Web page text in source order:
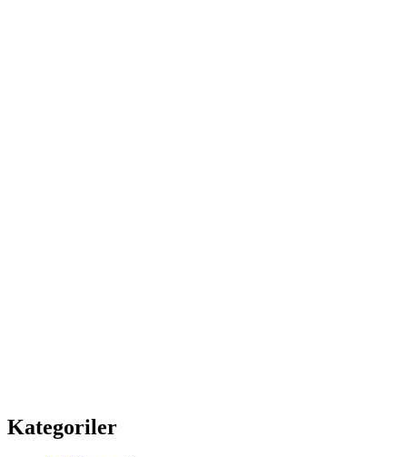
Kategoriler